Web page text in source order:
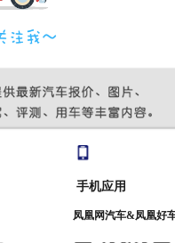
手机应用
凤凰网汽车&凤凰好